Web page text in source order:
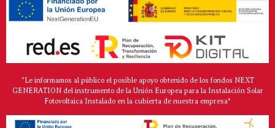
"Le informamos al público el posible apoyo obtenido de los fondos NEXT
GENERATION del instrumento de la Unión Europea para la Instalación Solar
Fotovoltaica Instalado en la cubierta de nuestra empresa*